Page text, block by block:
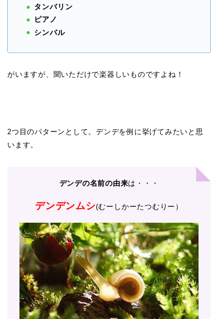
タンバリン
ピアノ
シンバル
がいますが、聞いただけで楽器しいものですよね！
2つ目のパターンとして。デンデを例に挙げてみたいと思
います。
デンデの名前の由来は・・・
デンデンムシ(むーしかーたつむりー）